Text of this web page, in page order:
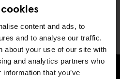
content and ads, to
and to analyse our traffic.
about your use of our site with
and analytics partners who
that you’ve